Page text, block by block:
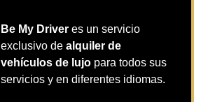
Be My Driver es un servicio
exclusivo de alquiler de
vehículos de lujo para todos sus
servicios y en diferentes idiomas.